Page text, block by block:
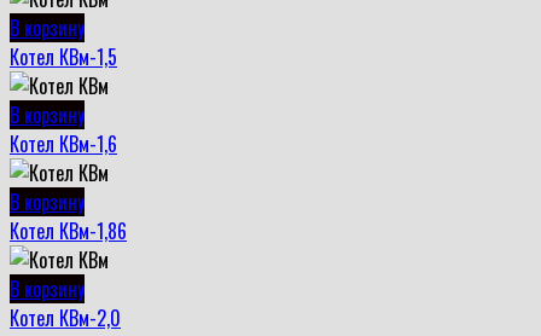
В корзину
Котел КВм-1,5
В корзину
Котел КВм-1,6
В корзину
Котел КВм-1,86
В корзину
Котел КВм-2,0